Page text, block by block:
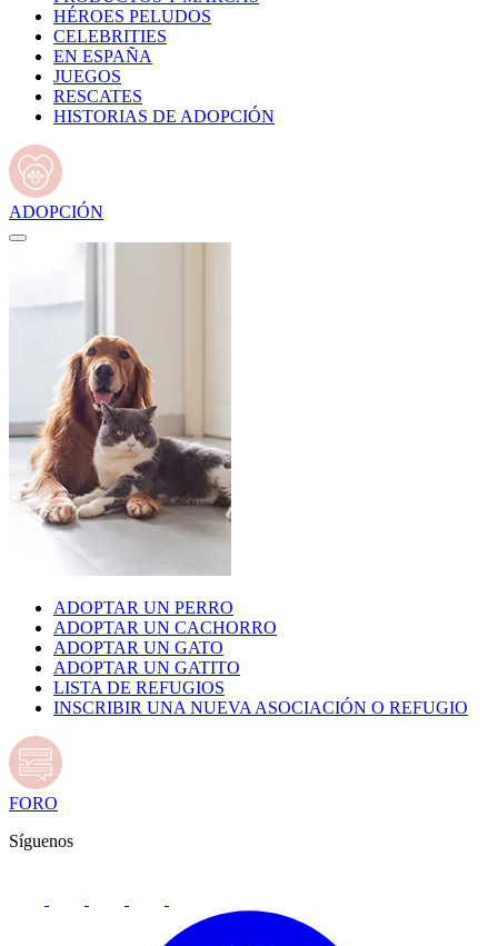
HÉROES PELUDOS
CELEBRITIES
EN ESPAÑA
JUEGOS
RESCATES
HISTORIAS DE ADOPCIÓN
ADOPCIÓN
ADOPTAR UN PERRO
ADOPTAR UN CACHORRO
ADOPTAR UN GATO
ADOPTAR UN GATITO
LISTA DE REFUGIOS
INSCRIBIR UNA NUEVA ASOCIACIÓN O REFUGIO
FORO
Síguenos